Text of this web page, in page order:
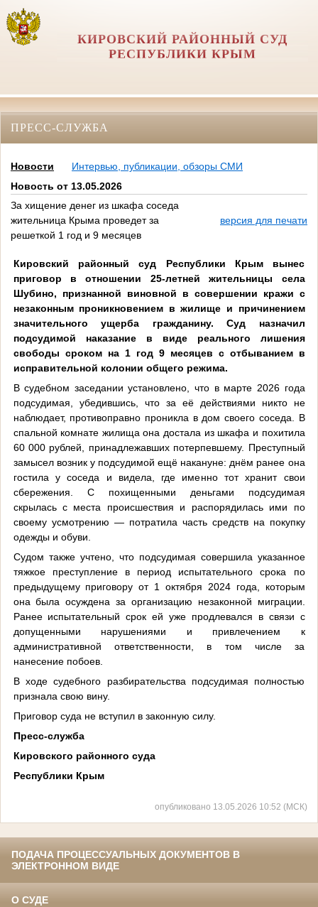
КИРОВСКИЙ РАЙОННЫЙ СУД
РЕСПУБЛИКИ КРЫМ
ПРЕСС-СЛУЖБА
Новости
Интервью, публикации, обзоры СМИ
Новость от 13.05.2026
За хищение денег из шкафа соседа
жительница Крыма проведет за
решеткой 1 год и 9 месяцев
версия для печати
Кировский районный суд Республики Крым вынес
приговор в отношении 25-летней жительницы села
Шубино, признанной виновной в совершении кражи с
незаконным проникновением в жилище и причинением
значительного ущерба гражданину. Суд назначил
подсудимой наказание в виде реального лишения
свободы сроком на 1 год 9 месяцев с отбыванием в
исправительной колонии общего режима.
В судебном заседании установлено, что в марте 2026 года
подсудимая, убедившись, что за её действиями никто не
наблюдает, противоправно проникла в дом своего соседа. В
спальной комнате жилища она достала из шкафа и похитила
60 000 рублей, принадлежавших потерпевшему. Преступный
замысел возник у подсудимой ещё накануне: днём ранее она
гостила у соседа и видела, где именно тот хранит свои
сбережения. С похищенными деньгами подсудимая
скрылась с места происшествия и распорядилась ими по
своему усмотрению — потратила часть средств на покупку
одежды и обуви.
Судом также учтено, что подсудимая совершила указанное
тяжкое преступление в период испытательного срока по
предыдущему приговору от 1 октября 2024 года, которым
она была осуждена за организацию незаконной миграции.
Ранее испытательный срок ей уже продлевался в связи с
допущенными нарушениями и привлечением к
административной ответственности, в том числе за
нанесение побоев.
В ходе судебного разбирательства подсудимая полностью
признала свою вину.
Приговор суда не вступил в законную силу.
Пресс-служба
Кировского районного суда
Республики Крым
опубликовано 13.05.2026 10:52 (МСК)
ПОДАЧА ПРОЦЕССУАЛЬНЫХ ДОКУМЕНТОВ В
ЭЛЕКТРОННОМ ВИДЕ
О СУДЕ